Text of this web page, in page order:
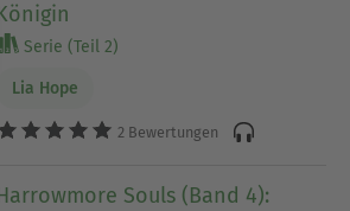
Serie (Teil 2)
Lia Hope
2 Bewertungen
Souls (Band 4):